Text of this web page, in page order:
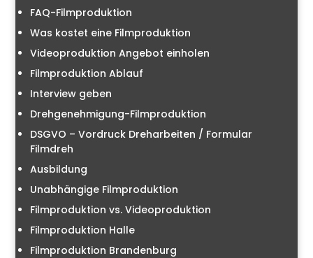
FAQ-Filmproduktion
Was kostet eine Filmproduktion
Videoproduktion Angebot einholen
Filmproduktion Ablauf
Interview geben
Drehgenehmigung-Filmproduktion
DSGVO – Vordruck Dreharbeiten / Formular
Filmdreh
Ausbildung
Unabhängige Filmproduktion
Filmproduktion vs. Videoproduktion
Filmproduktion Halle
Filmproduktion Brandenburg